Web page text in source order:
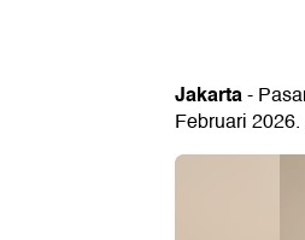
Jakarta-
Februari